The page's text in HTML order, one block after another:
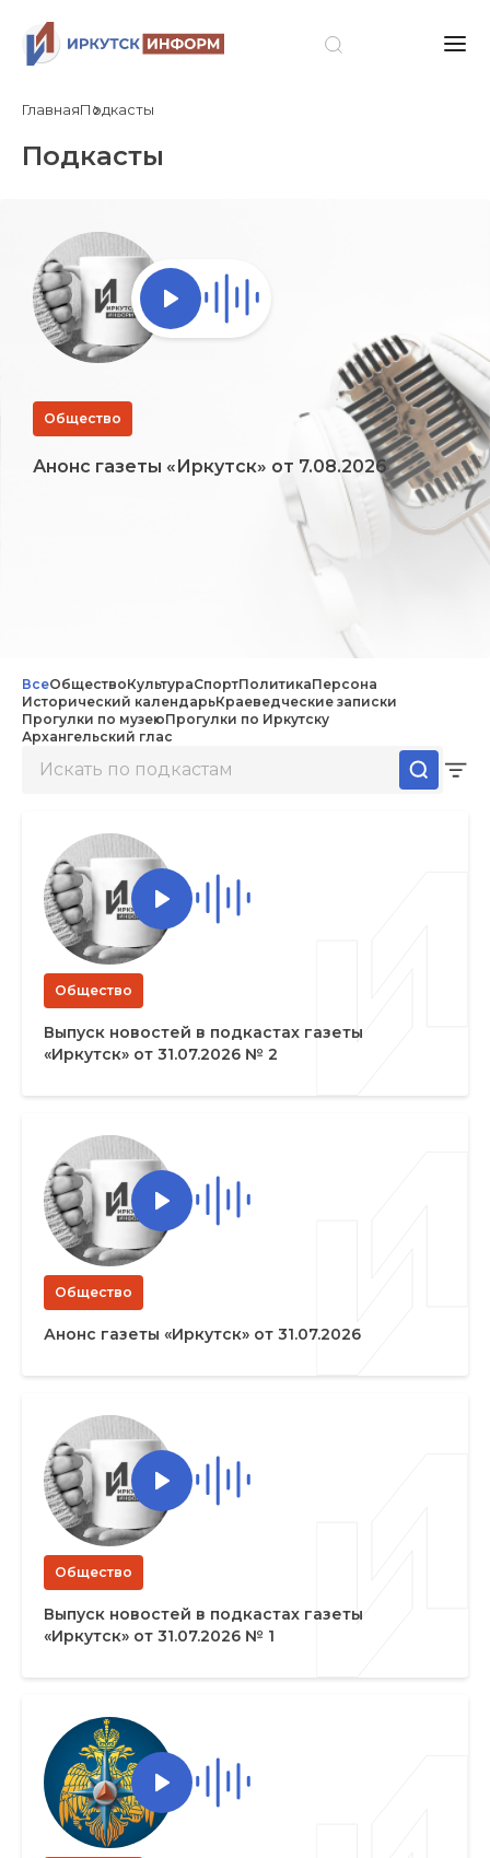
ГлавнаяПодкасты
Подкасты
Общество
Анонс газеты «Иркутск» от 7.08.2026
ВсеОбществоКультураСпортПолитикаПерсона
Исторический календарьКраеведческие записки
Прогулки по музеюПрогулки по Иркутску
Архангельский глас
Общество
Выпуск новостей в подкастах газеты
«Иркутск» от 31.07.2026 № 2
Общество
Анонс газеты «Иркутск» от 31.07.2026
Общество
Выпуск новостей в подкастах газеты
«Иркутск» от 31.07.2026 № 1